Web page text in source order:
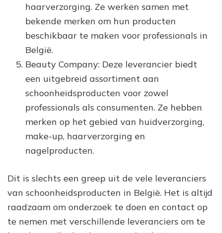
haarverzorging. Ze werken samen met
bekende merken om hun producten
beschikbaar te maken voor professionals in
België.
Beauty Company: Deze leverancier biedt
een uitgebreid assortiment aan
schoonheidsproducten voor zowel
professionals als consumenten. Ze hebben
merken op het gebied van huidverzorging,
make-up, haarverzorging en
nagelproducten.
Dit is slechts een greep uit de vele leveranciers
van schoonheidsproducten in België. Het is altijd
raadzaam om onderzoek te doen en contact op
te nemen met verschillende leveranciers om te